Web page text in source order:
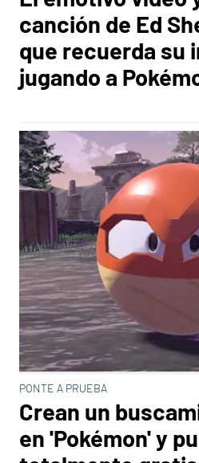
canción de Ed
que recuerda su
jugando a
PONTE A PRUEBA
Crean un
en 'Pokémon' y